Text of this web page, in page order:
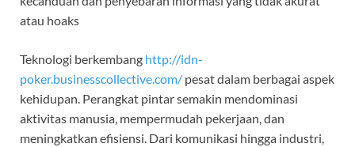
atau hoaks
Teknologi berkembang http://idn-
poker.businesscollective.com/ pesat dalam berbagai aspek
kehidupan. Perangkat pintar semakin mendominasi
aktivitas manusia, mempermudah pekerjaan, dan
meningkatkan efisiensi. Dari komunikasi hingga industri,